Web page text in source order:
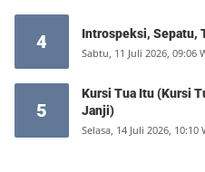
4 Introspeksi, Sepatu,
Sabtu, 11 Juli 2026, 09:06
5
Kursi Tua Itu (Kursi
Janji)
Selasa, 14 Juli 2026, 10:10